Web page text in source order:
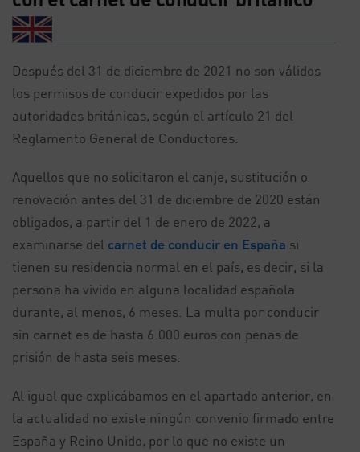
Después del 31 de diciembre de 2021 no son válidos
los permisos de conducir expedidos por las
autoridades británicas, según el artículo 21 del
Reglamento General de Conductores.
Aquellos que no solicitaron el canje, sustitución o
renovación antes del 31 de diciembre de 2020 están
obligados, a partir del 1 de enero de 2022, a
examinarse del carnet de conducir en España si
tienen su residencia normal en el país, es decir, si la
persona ha vivido en alguna localidad española
durante, al menos, 6 meses. La multa por conducir
sin carnet es de hasta 6.000 euros con penas de
prisión de hasta seis meses.
Al igual que explicábamos en el apartado anterior, en
la actualidad no existe ningún convenio firmado entre
España y Reino Unido, por lo que no existe un